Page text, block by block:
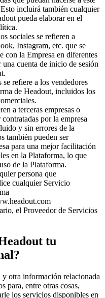
incluirá también cualquier
pueda elaborar en el
sociales se refieren a
Instagram, etc. que se
con la Empresa en diferentes
una cuenta de inicio de sesión
refiere a los vendedores
de Headout, incluidos los
a terceras empresas o
por la empresa
y sin errores de la
también pueden ser
para una mejor facilitación
en la Plataforma, lo que
de la Plataforma.
persona que
cualquier Servicio
el Proveedor de Servicios
tu
otra información relacionada
para, entre otras cosas,
los servicios disponibles en